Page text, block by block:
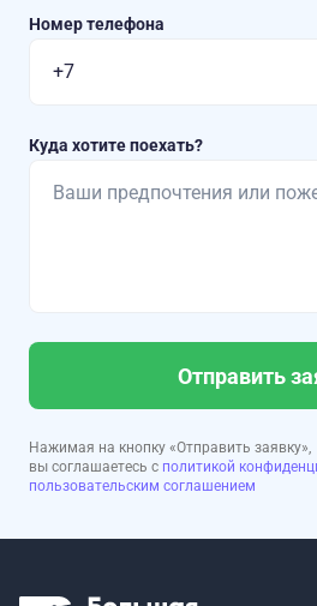
Номер телефона
Куда хотите поехать?
Отправить
Нажимая на кнопку «Отправить заявку»,
вы соглашаетесь с политикой
пользовательским соглашением